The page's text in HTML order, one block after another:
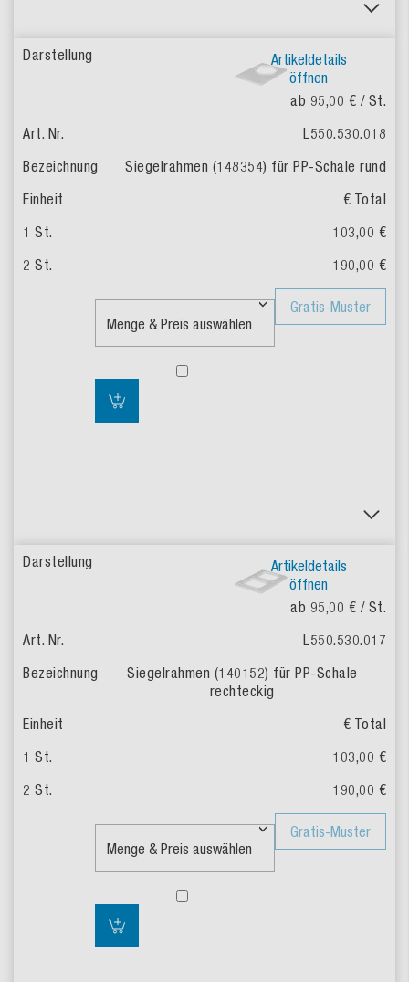
Artikeldetails
öffnen
ab 95,00 € / St.
L550.530.018
Siegelrahmen (148354) für PP-Schale rund
€ Total
103,00 €
190,00 €
Gratis-Muster
Artikeldetails
öffnen
ab 95,00 € / St.
L550.530.017
Siegelrahmen (140152) für PP-Schale
rechteckig
€ Total
103,00 €
190,00 €
Gratis-Muster